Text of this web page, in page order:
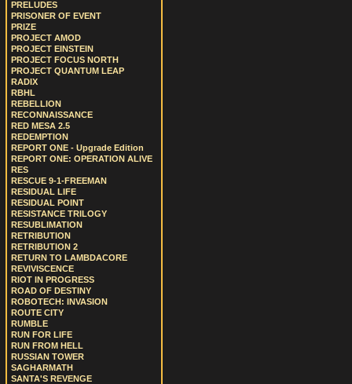
PRELUDES
PRISONER OF EVENT
PRIZE
PROJECT AMOD
PROJECT EINSTEIN
PROJECT FOCUS NORTH
PROJECT QUANTUM LEAP
RADIX
RBHL
REBELLION
RECONNAISSANCE
RED MESA 2.5
REDEMPTION
REPORT ONE - Upgrade Edition
REPORT ONE: OPERATION ALIVE
RES
RESCUE 9-1-FREEMAN
RESIDUAL LIFE
RESIDUAL POINT
RESISTANCE TRILOGY
RESUBLIMATION
RETRIBUTION
RETRIBUTION 2
RETURN TO LAMBDACORE
REVIVISCENCE
RIOT IN PROGRESS
ROAD OF DESTINY
ROBOTECH: INVASION
ROUTE CITY
RUMBLE
RUN FOR LIFE
RUN FROM HELL
RUSSIAN TOWER
SAGHARMATH
SANTA'S REVENGE